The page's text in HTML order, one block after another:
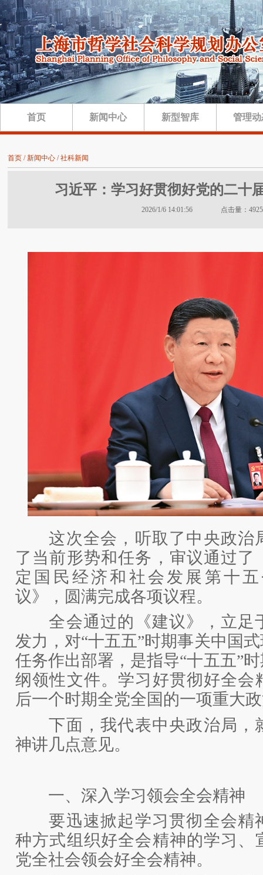
首页 新闻中心 新型智库 管理
首页 / 新闻中心 / 社科新闻
习近平：学习好贯彻好党的二十
2026/1/6 14:01:56 点击量：4925
这次全会，听取了中央政治
了当前形势和任务，审议通过了
定国民经济和社会发展第十
议》，圆满完成各项议程。
全会通过的《建议》，立足
发力，对“十五五”时期事关中国
任务作出部署，是指导“十五五”
纲领性文件。学习好贯彻好全会
后一个时期全党全国的一项重大
下面，我代表中央政治局，
神讲几点意见。
一、深入学习领会全会精神
要迅速掀起学习贯彻全会精
种方式组织好全会精神的学习、
党全社会领会好全会精神。